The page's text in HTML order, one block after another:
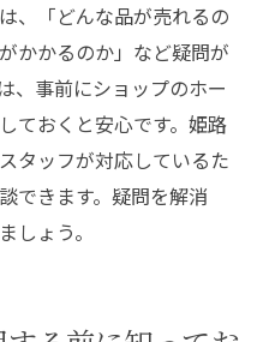
、「どんな品が売れるの
かかるのか」など疑問が
、事前にショップのホー
ておくと安心です。姫路
タッフが対応しているた
できます。疑問を解消
しょう。